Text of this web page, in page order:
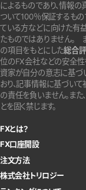
によるものであり、情報
ついて100％保証するもの
ている方などに向けた有
たものではありません。
の項目をもとにした総合
位のFX会社などの安全性
資家が自分の意志に基づ
おり、記事情報に基づい
の責任を負いません。また
とを固く禁じます。
FXとは？
FX口座開設
注文方法
株式会社トリロジー